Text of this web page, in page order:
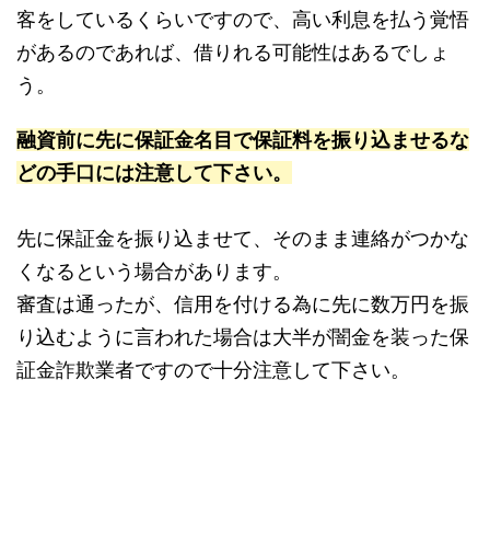
客をしているくらいですので、高い利息を払う覚悟
があるのであれば、借りれる可能性はあるでしょ
う。
融資前に先に保証金名目で保証料を振り込ませるな
どの手口には注意して下さい。
先に保証金を振り込ませて、そのまま連絡がつかな
くなるという場合があります。
審査は通ったが、信用を付ける為に先に数万円を振
り込むように言われた場合は大半が闇金を装った保
証金詐欺業者ですので十分注意して下さい。